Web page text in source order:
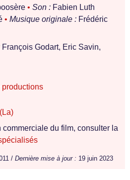
• Son : Fabien Luth
• Musique originale : Frédéric
François Godart, Eric Savin,
productions
du film, consulter la
/ Dernière mise à jour : 19 juin 2023